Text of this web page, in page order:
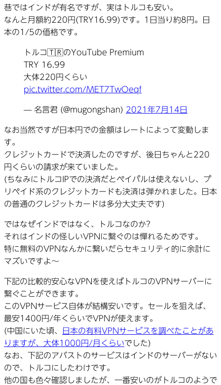
巷ではインドが有名ですが、実はトルコも安い。
なんと月額約220円(TRY16.99)です。1日当り約8円。日
本の1/5の価格です。
トルコ🇹🇷のYouTube Premium
TRY 16.99
大体220円くらい
pic.twitter.com/MET7TwOeqf
— 名言君 (@mugongshan) 2021年7月14日
なお当然ですが日本円での金額はレートによって変動しま
す。
クレジットカードで決済したのですが、後日ちゃんと220
円くらいの請求が来ていました。
(ちなみにトルコIPでの決済だとペイパルは使えないし、プ
リペイド系のクレジットカードも決済は弾かれました。日本
の普通のクレジットカードは多分大丈夫です)
ではなぜインドではなく、トルコなのか?
それはインドの怪しいVPNに繋ぐのは憚れるためです。
特に無料のVPNなんかに繋いだらセキュリティ的に余計に
マズいですよ～
下記の比較的安心なVPNを使えばトルコのVPNサーバーに
繋ぐことができます。
このVPNサービス自体が結構安いです。セールを狙えば、
最安1400円/年くらいでVPNが使えます。
(中国にいた頃、
日本の有料VPNサービスを調べたことがあ
りますが、大体1000円/月くらいでした)
なお、下記のアバストのサービスはインドのサーバーがない
ので、トルコにしたわけです。
他の国も色々確認しましたが、一番安いのがトルコのようで